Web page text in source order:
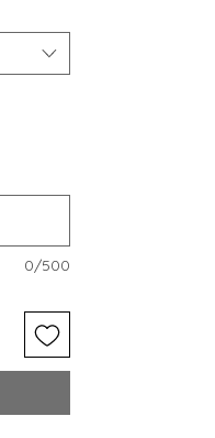
0/500